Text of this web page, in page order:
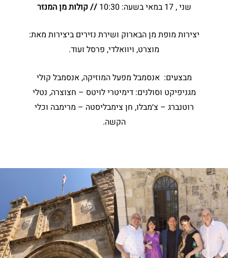
שני , 17 במאי בשעה: 10:30 // קולות מן המנזר
יצירות מופת מן הבארוק ושירת נזירים ביצירות מאת:
מוצרט, ויוואלדי, פרסל ועוד.
מבצעים: אנסמבל מפעל המוזיקה, אנסמבל קולי
מגניפיקט וסולנים: דימיטרי לויטס – חצוצרה, נטלי
רוטנברג – צ׳מבלו, חן צימבליסטה – מרימבה וכלי
הקשה.